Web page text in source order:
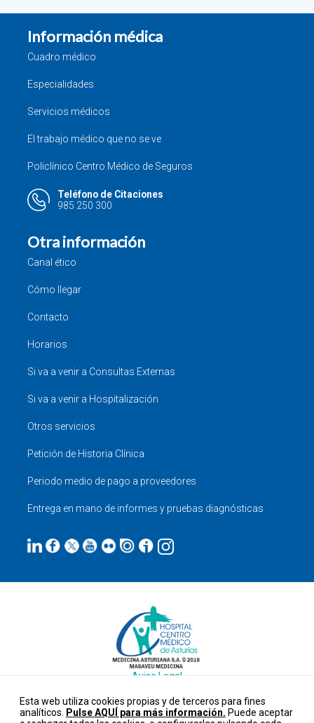
Información médica
Cuadro médico
Especialidades
Servicios médicos
El trabajo médico que no se ve
Policlínico Centro Médico de Seguros
Teléfono de Citaciones
985 250 300
Otra información
Canal ético
Cómo llegar
Contacto
Horarios
Si va a venir a Consultas Externas
Si va a venir a Hospitalización
Otros servicios
Petición de Historia Clínica
Periodo medio de pago a proveedores
Entrega en mano de informes y pruebas diagnósticas
Aviso Legal
Cookies
Configurar cookies
Esta web utiliza cookies propias y de terceros para fines
analíticos.
Pulse AQUÍ para más información. Puede aceptar